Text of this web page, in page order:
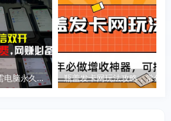
iPhone微信双开无需电脑永久免费，适用所有iPhone手机